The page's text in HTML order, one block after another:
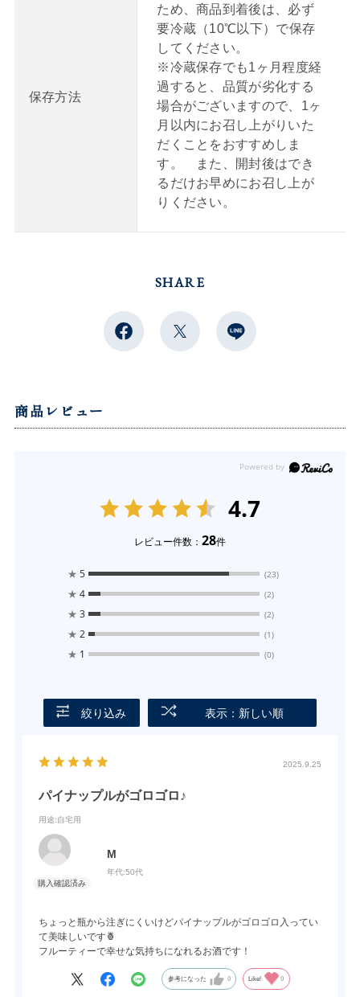
保存方法
ため、商品到着後は、必ず
要冷蔵（10℃以下）で保存
してください。
※冷蔵保存でも1ヶ月程度経
過すると、品質が劣化する
場合がございますので、1ヶ
月以内にお召し上がりいた
だくことをおすすめしま
す。 また、開封後はでき
るだけお早めにお召し上が
りください。
SHARE
商品レビュー
4.7
レビュー件数： 28件
★ 5 (23)
★ 4 (2)
★ 3 (2)
★ 2 (1)
★ 1 (0)
絞り込み 表示：新しい順
2025.9.25
パイナップルがゴロゴロ♪
用途:自宅用
М
年代:50代
ちょっと瓶から注ぎにくいけどパイナップルがゴロゴロ入ってい
て美味しいです🍍
フルーティーで幸せな気持ちになれるお酒です！
参考になった 0 Like! 0